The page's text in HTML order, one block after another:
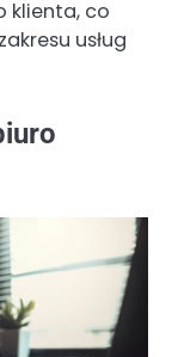
klienta, co
usług